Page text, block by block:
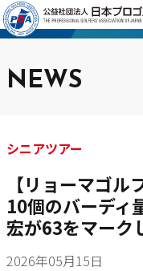
NEWS
シニアツアー
【リョーマゴ
10個のバーディ
宏が63をマーク
2026年05月15日